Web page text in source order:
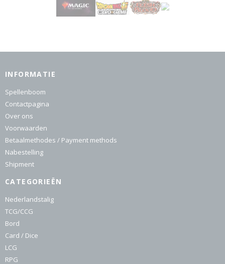
INFORMATIE
Spellenboom
Contactpagina
Over ons
Voorwaarden
Betaalmethodes / Payment methods
Nabestelling
Shipment
CATEGORIEËN
Nederlandstalig
TCG/CCG
Bord
Card / Dice
LCG
RPG